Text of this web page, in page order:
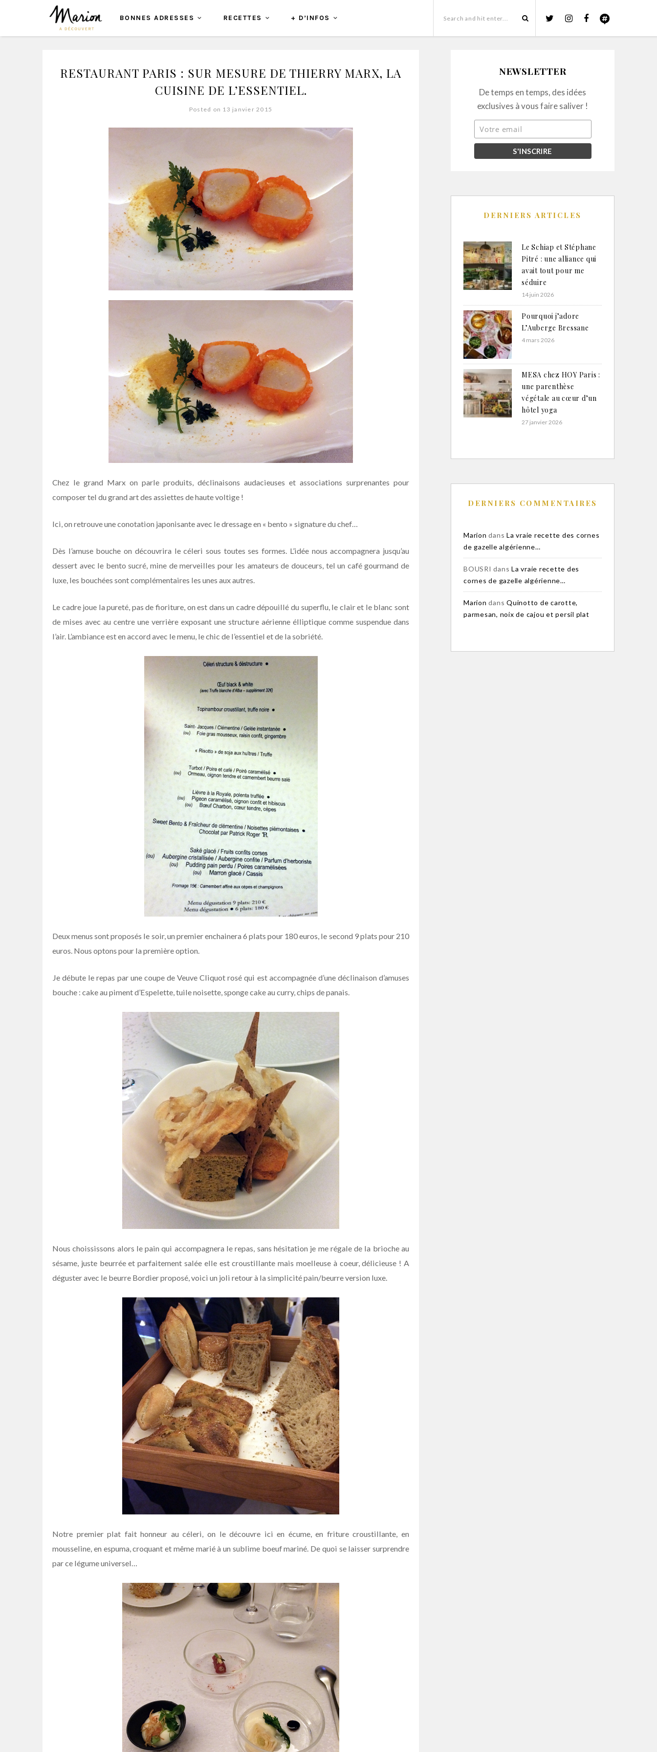
BONNES ADRESSES RECETTES + D’INFOS
RESTAURANT PARIS : SUR MESURE DE THIERRY MARX, LA
CUISINE DE L’ESSENTIEL.
Posted on 13 janvier 2015
Chez le grand Marx on parle produits, déclinaisons audacieuses et associations surprenantes pour
composer tel du grand art des assiettes de haute voltige !
Ici, on retrouve une conotation japonisante avec le dressage en « bento » signature du chef…
Dès l’amuse bouche on découvrira le céleri sous toutes ses formes. L’idée nous accompagnera jusqu’au
dessert avec le bento sucré, mine de merveilles pour les amateurs de douceurs, tel un café gourmand de
luxe, les bouchées sont complémentaires les unes aux autres.
Le cadre joue la pureté, pas de fioriture, on est dans un cadre dépouillé du superflu, le clair et le blanc sont
de mises avec au centre une verrière exposant une structure aérienne élliptique comme suspendue dans
l’air. L’ambiance est en accord avec le menu, le chic de l’essentiel et de la sobriété.
Deux menus sont proposés le soir, un premier enchainera 6 plats pour 180 euros, le second 9 plats pour 210
euros. Nous optons pour la première option.
Je débute le repas par une coupe de Veuve Cliquot rosé qui est accompagnée d’une déclinaison d’amuses
bouche : cake au piment d’Espelette, tuile noisette, sponge cake au curry, chips de panais.
Nous choississons alors le pain qui accompagnera le repas, sans hésitation je me régale de la brioche au
sésame, juste beurrée et parfaitement salée elle est croustillante mais moelleuse à coeur, délicieuse ! A
déguster avec le beurre Bordier proposé, voici un joli retour à la simplicité pain/beurre version luxe.
Notre premier plat fait honneur au céleri, on le découvre ici en écume, en friture croustillante, en
mousseline, en espuma, croquant et même marié à un sublime boeuf mariné. De quoi se laisser surprendre
par ce légume universel…
NEWSLETTER
De temps en temps, des idées
exclusives à vous faire saliver !
DERNIERS ARTICLES
Le Schiap et Stéphane
Pitré : une alliance qui
avait tout pour me
séduire
14 juin 2026
Pourquoi j’adore
L’Auberge Bressane
4 mars 2026
MESA chez HOY Paris :
une parenthèse
végétale au cœur d’un
hôtel yoga
27 janvier 2026
DERNIERS COMMENTAIRES
Marion dans La vraie recette des cornes
de gazelle algérienne…
BOUSRI dans La vraie recette des
cornes de gazelle algérienne…
Marion dans Quinotto de carotte,
parmesan, noix de cajou et persil plat